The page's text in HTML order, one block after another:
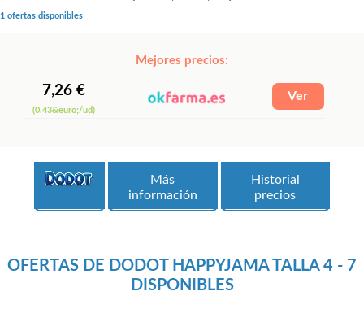
1 ofertas disponibles
Mejores precios:
7,26 €
(0.43&euro;/ud)
Más
información
Historial
precios
OFERTAS DE DODOT HAPPYJAMA TALLA 4 - 7
DISPONIBLES